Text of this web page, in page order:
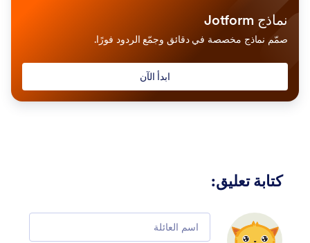
نماذج Jotform
صمّم نماذج مخصصة في دقائق وجمّع الردود فورًا.
ابدأ الآن
كتابة تعليق:
Comment